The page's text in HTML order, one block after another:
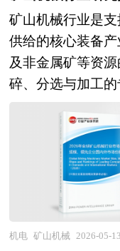
将在新一轮产业
报告由中研普华
市场调研基础上
务部、国家发改委
中国经济景气监
海外相关报刊杂
研究单位等公布
像传感器行业的
变化等进行了分
行业的发展现状
国家统计局、国
信息中心、国务
心、中国经济景
国及海外多种相
究单位等公布和
急装备行业作了
研究工作时不可
为金融机构进行
研究工作时的参考
车轻量化、新能
镦机需求释放，
市场结构性增长
构加速，头部企业
争格局逐步重塑
询公司领衔撰写
主要依据了国家
委、国家经济信
国商业信息中心
业研究网、全国
动高效节能水泵
成为行业共识。
术、品牌壁垒与
市场依托制造业
中低端市场占据
心零部件与系统
现“外资主导高端
烈”的格局，资源
来，水泵行业将
渗透、全球化布
发展期。技术层面
矿山机械行业是
供给的核心装备
及非金属矿等资
碎、分选与加工
设备等品类。产
件、液压元件、
部件为主，中游
全性能认证，下
产、非金属矿产
集、技术壁垒高、
机电 矿山机械 2026-05-13